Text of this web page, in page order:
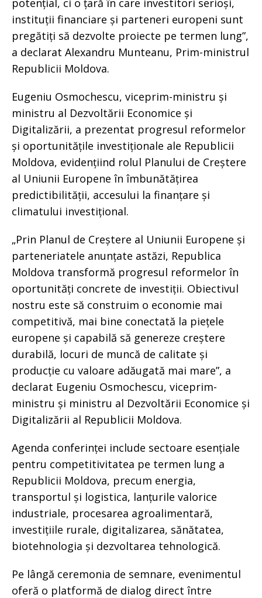
potențial, ci o țară în care investitori serioși,
instituții financiare și parteneri europeni sunt
pregătiți să dezvolte proiecte pe termen lung”,
a declarat Alexandru Munteanu, Prim-ministrul
Republicii Moldova.
Eugeniu Osmochescu, viceprim-ministru și
ministru al Dezvoltării Economice și
Digitalizării, a prezentat progresul reformelor
și oportunitățile investiționale ale Republicii
Moldova, evidențiind rolul Planului de Creștere
al Uniunii Europene în îmbunătățirea
predictibilității, accesului la finanțare și
climatului investițional.
„Prin Planul de Creștere al Uniunii Europene și
parteneriatele anunțate astăzi, Republica
Moldova transformă progresul reformelor în
oportunități concrete de investiții. Obiectivul
nostru este să construim o economie mai
competitivă, mai bine conectată la piețele
europene și capabilă să genereze creștere
durabilă, locuri de muncă de calitate și
producție cu valoare adăugată mai mare”, a
declarat Eugeniu Osmochescu, viceprim-
ministru și ministru al Dezvoltării Economice și
Digitalizării al Republicii Moldova.
Agenda conferinței include sectoare esențiale
pentru competitivitatea pe termen lung a
Republicii Moldova, precum energia,
transportul și logistica, lanțurile valorice
industriale, procesarea agroalimentară,
investițiile rurale, digitalizarea, sănătatea,
biotehnologia și dezvoltarea tehnologică.
Pe lângă ceremonia de semnare, evenimentul
oferă o platformă de dialog direct între